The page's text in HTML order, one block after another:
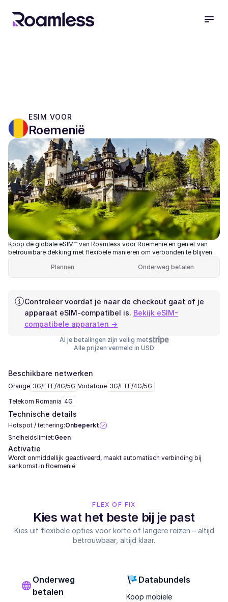
ESIM VOOR
Roemenië
Koop de globale eSIM™ van Roamless voor Roemenië en geniet van
betrouwbare dekking met flexibele manieren om verbonden te blijven.
Plannen
Onderweg betalen
Controleer voordat je naar de checkout gaat of je
apparaat eSIM-compatibel is. Bekijk eSIM-
compatibele apparaten →
Al je betalingen zijn veilig met
Alle prijzen vermeld in USD
Beschikbare netwerken
Orange 3G/LTE/4G/5G Vodafone 3G/LTE/4G/5G
Telekom Romania 4G
Technische details
Hotspot / tethering:Onbeperkt
Snelheidslimiet:Geen
Activatie
Wordt onmiddellijk geactiveerd, maakt automatisch verbinding bij
aankomst in Roemenië
FLEX OF FIX
Kies wat het beste bij je past
Kies uit flexibele opties voor korte of langere reizen – altijd
betrouwbaar, altijd klaar.
Onderweg
betalen
Databundels
Koop mobiele